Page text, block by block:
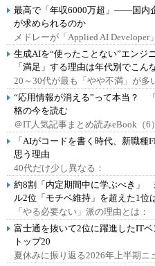
最高で「年収6000万超」――国内
が求められるのか
メドレーが「Applied AI Developer
生成AIを“使ったことない”エン
「満足」する理由は年代別でこん
20～30代が最も「やや不満」が多
“応用情報が消える”って本当？
格の今を読む
＠IT人気記事まとめ読みeBook（6
「AIがコードを書く時代、新職
思う理由
40代だけ少し異なる：
約8割「内定期間中に学ぶべき」
ル2位「モチベ維持」を超えた1位
「やる必要ない」派の理由とは：
富士通を抜いて2位に躍進したIT
トップ20
夏休みに振り返る2026年上半期ニ